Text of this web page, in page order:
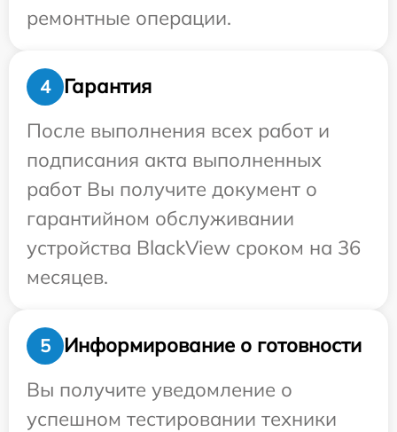
ремонтные операции.
4
Гарантия
После выполнения всех работ и
подписания акта выполненных
работ Вы получите документ о
гарантийном обслуживании
устройства BlackView сроком на 36
месяцев.
5
Информирование о готовности
Вы получите уведомление о
успешном тестировании техники